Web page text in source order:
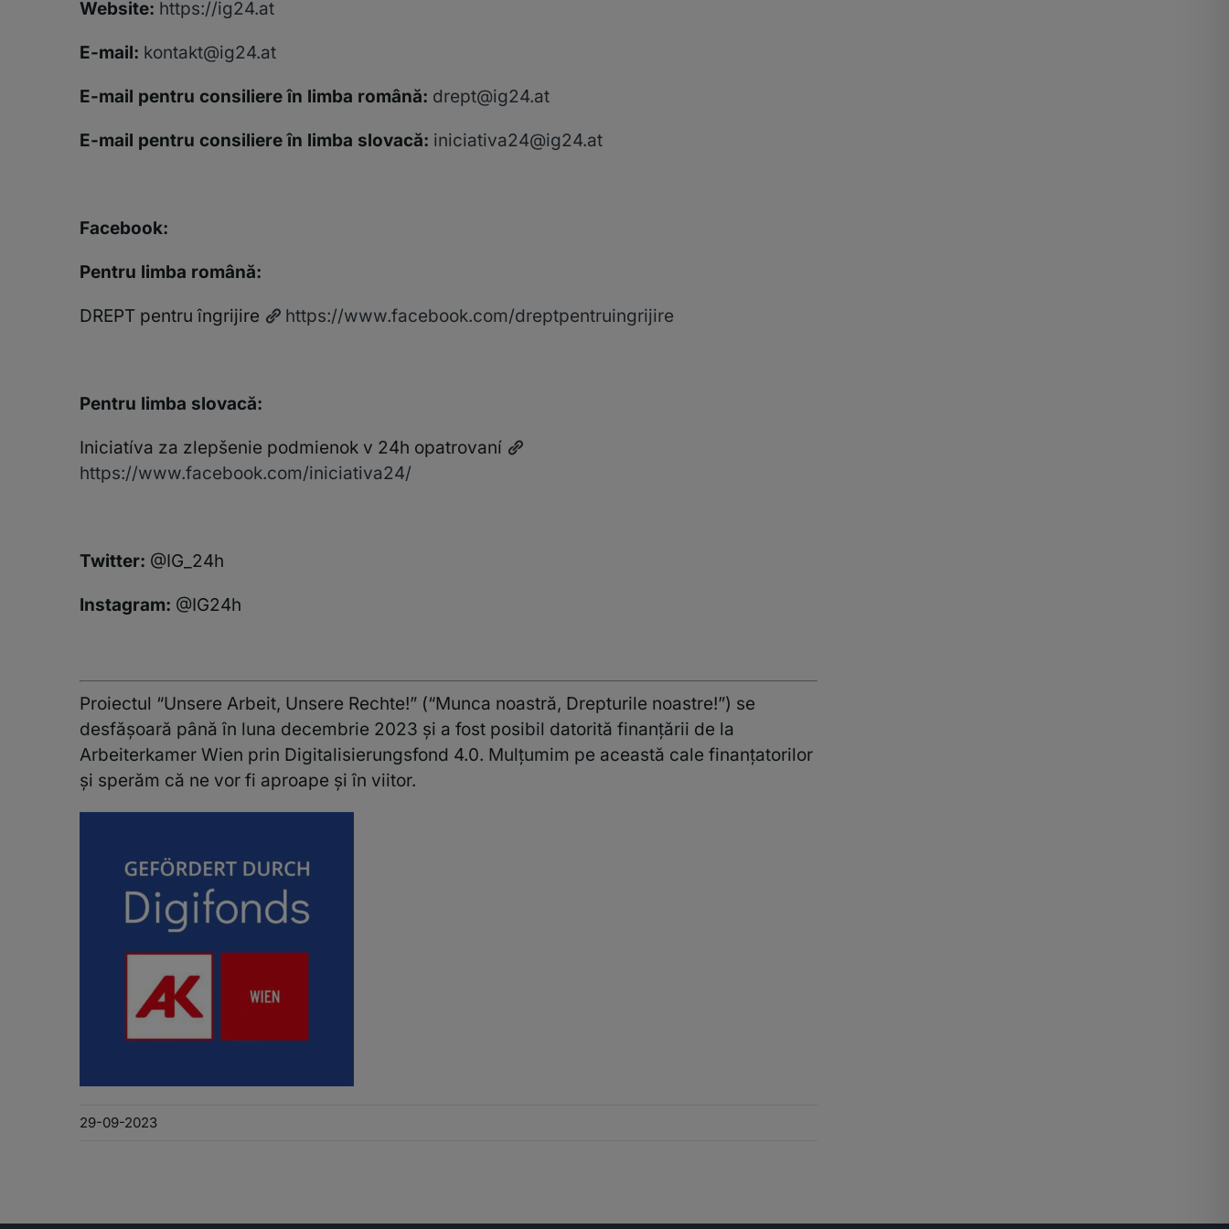
Website: https://ig24.at
E-mail: kontakt@ig24.at
E-mail pentru consiliere în limba română: drept@ig24.at
E-mail pentru consiliere în limba slovacă: iniciativa24@ig24.at
Facebook:
Pentru limba română:
DREPT pentru îngrijire https://www.facebook.com/dreptpentruingrijire
Pentru limba slovacă:
Iniciatíva za zlepšenie podmienok v 24h opatrovaní
https://www.facebook.com/iniciativa24/
Twitter: @IG_24h
Instagram: @IG24h
Proiectul “Unsere Arbeit, Unsere Rechte!” (“Munca noastră, Drepturile noastre!”) se
desfășoară până în luna decembrie 2023 și a fost posibil datorită finanțării de la
Arbeiterkamer Wien prin Digitalisierungsfond 4.0. Mulțumim pe această cale finanțatorilor
și sperăm că ne vor fi aproape și în viitor.
29-09-2023